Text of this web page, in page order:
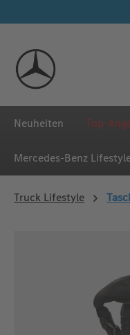
Neuheiten Top-
Mercedes‑Benz
Truck Lifestyle